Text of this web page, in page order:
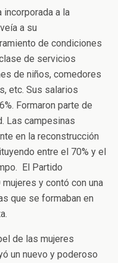
incorporada a la
a su
de condiciones
de servicios
de niños, comedores
etc. Sus salarios
Formaron parte de
Las campesinas
en la reconstrucción
entre el 70% y el
El Partido
y contó con una
que se formaban en
de las mujeres
un nuevo y poderoso